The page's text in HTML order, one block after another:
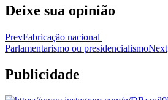
Deixe sua opinião
PrevFabricação nacional
Parlamentarismo ou presidencialismoNext
Publicidade